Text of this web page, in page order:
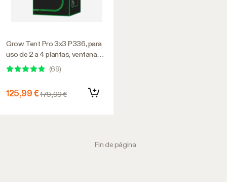
Grow Tent Pro 3x3 P336, para
uso de 2 a 4 plantas, ventana
frontal grande, 36 x 36 x 72
pulgadas, para el cultivo de
(69)
125,99 € 179,99 €
Fin de página